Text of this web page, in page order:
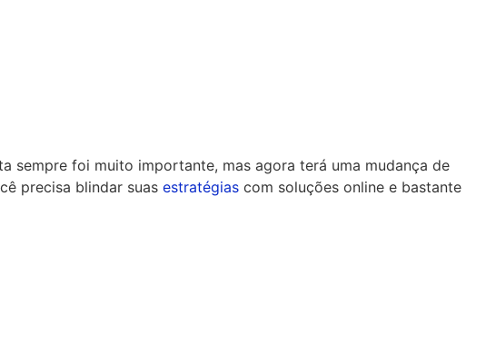
sempre foi muito importante, mas agora terá uma mudança de
precisa blindar suas estratégias com soluções online e bastante